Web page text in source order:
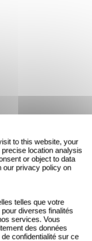
to this website, your
location analysis
or object to data
our privacy policy on
telles que votre
diverses finalités
services. Vous
des données
confidentialité sur ce